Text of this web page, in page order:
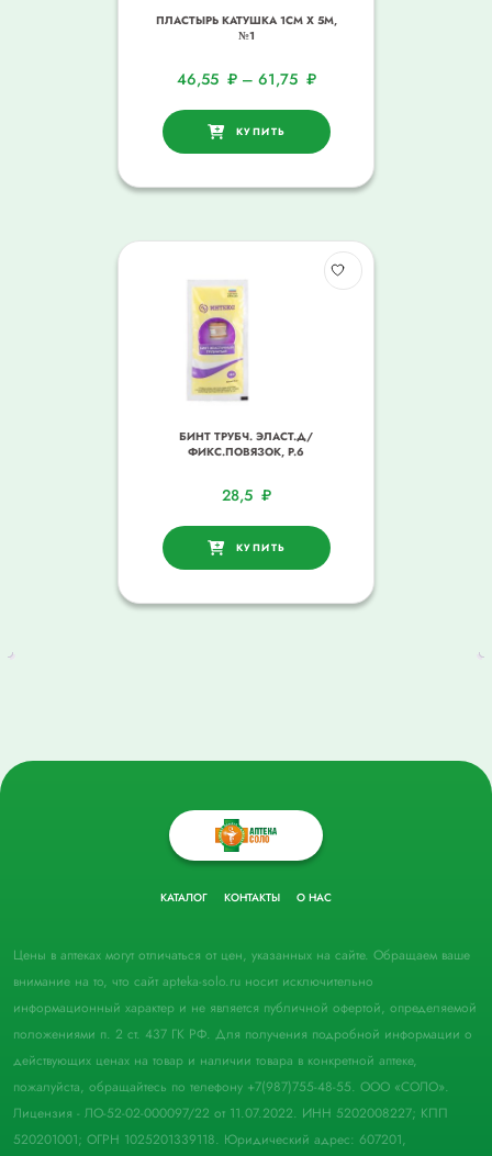
ПЛАСТЫРЬ КАТУШКА 1СМ Х 5М,
№1
46,55 ₽ – 61,75 ₽
КУПИТЬ
БИНТ ТРУБЧ. ЭЛАСТ.Д/
ФИКС.ПОВЯЗОК, Р.6
28,5 ₽
КУПИТЬ
КАТАЛОГ КОНТАКТЫ О НАС
Цены в аптеках могут отличаться от цен, указанных на сайте. Обращаем ваше
внимание на то, что сайт apteka-solo.ru носит исключительно
информационный характер и не является публичной офертой, определяемой
положениями п. 2 ст. 437 ГК РФ. Для получения подробной информации о
действующих ценах на товар и наличии товара в конкретной аптеке,
пожалуйста, обращайтесь по телефону +7(987)755-48-55. ООО «СОЛО».
Лицензия - ЛО-52-02-000097/22 от 11.07.2022. ИНН 5202008227; КПП
520201001; ОГРН 1025201339118. Юридический адрес: 607201,